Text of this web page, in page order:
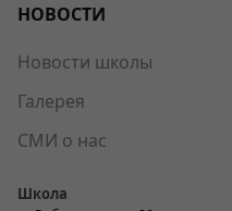
НОВОСТИ
Новости школы
Галерея
СМИ о нас
Школа